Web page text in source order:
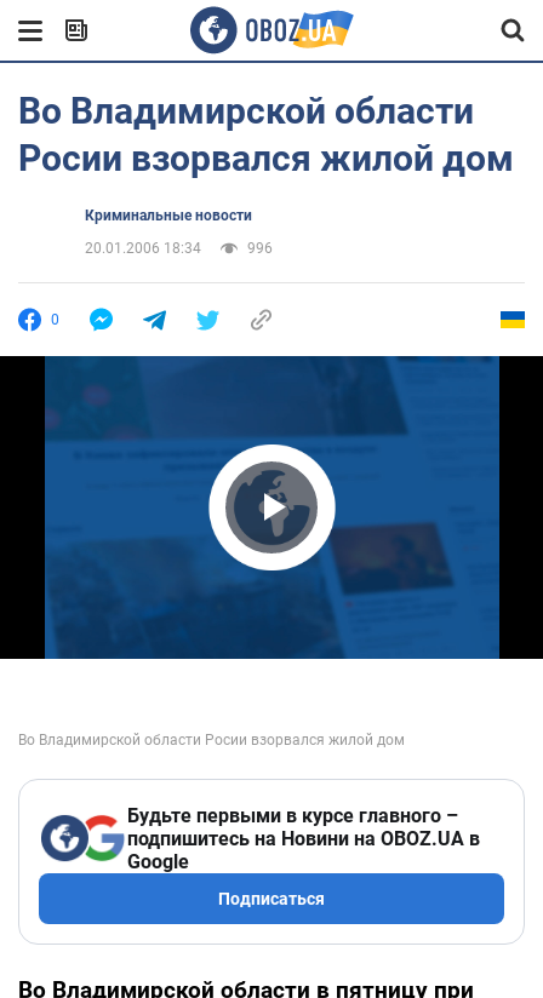
Во Владимирской области
Росии взорвался жилой дом
Криминальные новости
20.01.2006 18:34
996
0
Play Video
Будьте первыми в курсе главного –
подпишитесь на Новини на OBOZ.UA в
Google
Подписаться
Во Владимирской области в пятницу при